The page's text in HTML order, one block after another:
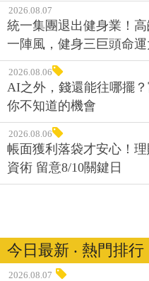
2026.08.07
統一集團退出健身業！
一陣風，健身三巨頭命運
2026.08.06
AI之外，錢還能往哪擺
你不知道的機會
2026.08.06
帳面獲利落袋才安心！
資術 留意8/10關鍵日
今日最新 ‧ 熱門排行
2026.08.07